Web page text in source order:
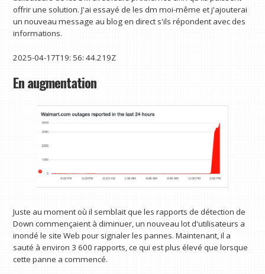
offrir une solution. J'ai essayé de les dm moi-même et j'ajouterai
un nouveau message au blog en direct s'ils répondent avec des
informations.
2025-04-17T19: 56: 44.219Z
En augmentation
Juste au moment où il semblait que les rapports de détection de
Down commençaient à diminuer, un nouveau lot d'utilisateurs a
inondé le site Web pour signaler les pannes. Maintenant, il a
sauté à environ 3 600 rapports, ce qui est plus élevé que lorsque
cette panne a commencé.